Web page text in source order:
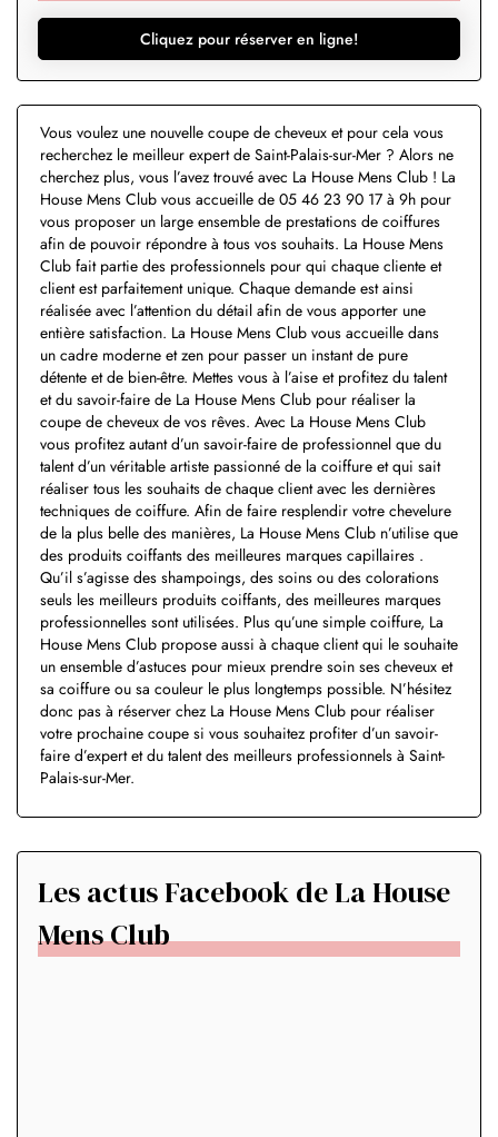
Cliquez pour réserver en ligne!
Vous voulez une nouvelle coupe de cheveux et pour cela vous
recherchez le meilleur expert de Saint-Palais-sur-Mer ? Alors ne
cherchez plus, vous l’avez trouvé avec La House Mens Club ! La
House Mens Club vous accueille de 05 46 23 90 17 à 9h pour
vous proposer un large ensemble de prestations de coiffures
afin de pouvoir répondre à tous vos souhaits. La House Mens
Club fait partie des professionnels pour qui chaque cliente et
client est parfaitement unique. Chaque demande est ainsi
réalisée avec l’attention du détail afin de vous apporter une
entière satisfaction. La House Mens Club vous accueille dans
un cadre moderne et zen pour passer un instant de pure
détente et de bien-être. Mettes vous à l’aise et profitez du talent
et du savoir-faire de La House Mens Club pour réaliser la
coupe de cheveux de vos rêves. Avec La House Mens Club
vous profitez autant d’un savoir-faire de professionnel que du
talent d’un véritable artiste passionné de la coiffure et qui sait
réaliser tous les souhaits de chaque client avec les dernières
techniques de coiffure. Afin de faire resplendir votre chevelure
de la plus belle des manières, La House Mens Club n’utilise que
des produits coiffants des meilleures marques capillaires .
Qu’il s’agisse des shampoings, des soins ou des colorations
seuls les meilleurs produits coiffants, des meilleures marques
professionnelles sont utilisées. Plus qu’une simple coiffure, La
House Mens Club propose aussi à chaque client qui le souhaite
un ensemble d’astuces pour mieux prendre soin ses cheveux et
sa coiffure ou sa couleur le plus longtemps possible. N’hésitez
donc pas à réserver chez La House Mens Club pour réaliser
votre prochaine coupe si vous souhaitez profiter d’un savoir-
faire d’expert et du talent des meilleurs professionnels à Saint-
Palais-sur-Mer.
Les actus Facebook de La House
Mens Club